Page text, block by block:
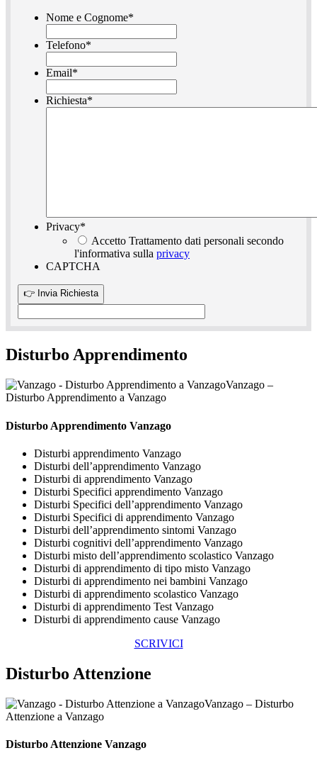
Nome e Cognome*
Telefono*
Email*
Richiesta*
Privacy*
Accetto Trattamento dati personali secondo
l'informativa sulla privacy
CAPTCHA
Disturbo Apprendimento
Vanzago –
Disturbo Apprendimento a Vanzago
Disturbo Apprendimento Vanzago
Disturbi apprendimento Vanzago
Disturbi dell’apprendimento Vanzago
Disturbi di apprendimento Vanzago
Disturbi Specifici apprendimento Vanzago
Disturbi Specifici dell’apprendimento Vanzago
Disturbi Specifici di apprendimento Vanzago
Disturbi dell’apprendimento sintomi Vanzago
Disturbi cognitivi dell’apprendimento Vanzago
Disturbi misto dell’apprendimento scolastico Vanzago
Disturbi di apprendimento di tipo misto Vanzago
Disturbi di apprendimento nei bambini Vanzago
Disturbi di apprendimento scolastico Vanzago
Disturbi di apprendimento Test Vanzago
Disturbi di apprendimento cause Vanzago
SCRIVICI
Disturbo Attenzione
Vanzago – Disturbo
Attenzione a Vanzago
Disturbo Attenzione Vanzago